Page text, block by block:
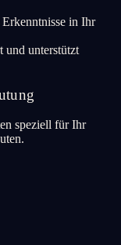
in Ihr
und unterstützt
speziell für Ihr